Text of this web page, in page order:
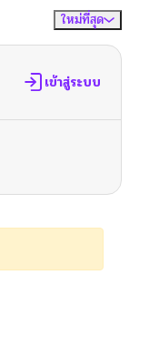
ใหม่ที่สุด
เข้าสู่ระบบ